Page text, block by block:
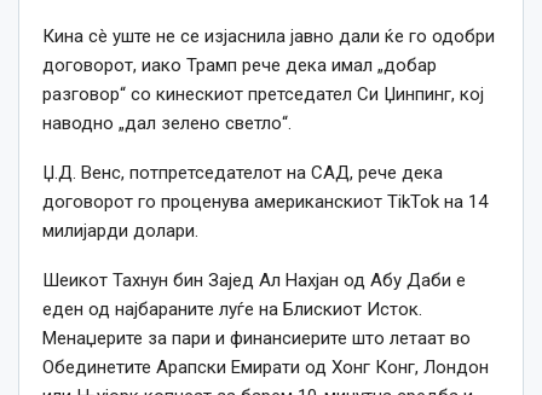
Кина сè уште не се изјаснила јавно дали ќе го одобри
договорот, иако Трамп рече дека имал „добар
разговор“ со кинескиот претседател Си Џинпинг, кој
наводно „дал зелено светло“.
Џ.Д. Венс, потпретседателот на САД, рече дека
договорот го проценува американскиот TikTok на 14
милијарди долари.
Шеикот Тахнун бин Зајед Ал Нахјан од Абу Даби е
еден од најбараните луѓе на Блискиот Исток.
Менаџерите за пари и финансиерите што летаат во
Обединетите Арапски Емирати од Хонг Конг, Лондон